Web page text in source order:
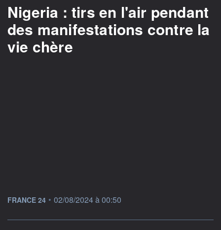
Nigeria : tirs en l'air pendant
des manifestations contre la
vie chère
information fournie par
FRANCE 24 • 02/08/2024 à 00:50